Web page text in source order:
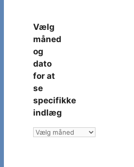
Vælg
måned
og
dato
for at
se
specifikke
indlæg
Vælg